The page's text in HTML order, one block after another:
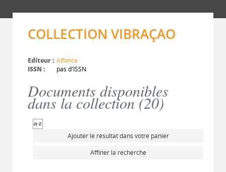
COLLECTION VIBRAÇAO
Editeur : Alfonce
ISSN :
pas d'ISSN
Documents disponibles
dans la collection (20)
Ajouter le résultat dans votre panier
Affiner la recherche